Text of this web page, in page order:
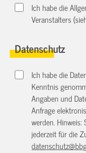
Ich habe die
Veranstalters
Datenschutz
Ich habe die
Kenntnis
Angaben und
Anfrage
werden. Hinweis:
jederzeit für die